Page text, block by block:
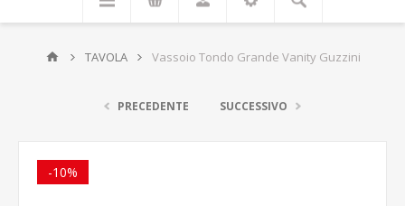
TAVOLA Vassoio Tondo Grande Vanity Guzzini
PRECEDENTE SUCCESSIVO
-10%